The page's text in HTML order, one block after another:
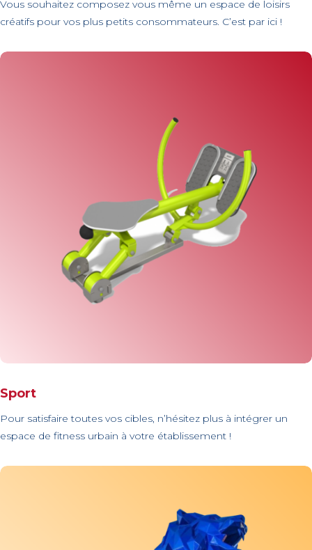
Vous souhaitez composez vous même un espace de loisirs
créatifs pour vos plus petits consommateurs. C’est par ici !
Sport
Pour satisfaire toutes vos cibles, n’hésitez plus à intégrer un
espace de fitness urbain à votre établissement !